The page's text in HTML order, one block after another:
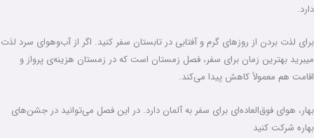
دارد.
برای لذت بردن از روزهای گرم و آفتابی در تابستان سفر کنید. اگر از آب‌و‌هوای سرد لذت
میبرید بهترین زمان برای سفر، فصل زمستان است که در زمستان هزینه‌ی پرواز و
اقامت هم معمولاً کاهش پیدا می‌کند.
بهار، هوای فوق‌العاده‌ای برای سفر به‌ آلمان دارد. در این فصل می‌توانید در جشن‌های
بهاره شرکت کنید